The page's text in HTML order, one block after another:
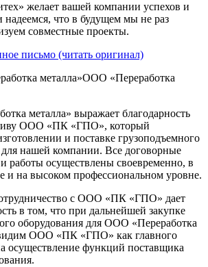
желает вашей компании успехов и
надеемся, что в будущем мы не раз
совместные проекты.
письмо (читать оригинал)
ООО «Переработка
металла» выражает благодарность
ООО «ПК «ГПО», который
и поставке грузоподъемного
для нашей компании. Все договорные
и работы осуществлены своевременно, в
и на высоком профессиональном уровне.
с ООО «ПК «ГПО» дает
в том, что при дальнейшей закупке
оборудования для ООО «Переработка
ООО «ПК «ГПО» как главного
осуществление функций поставщика